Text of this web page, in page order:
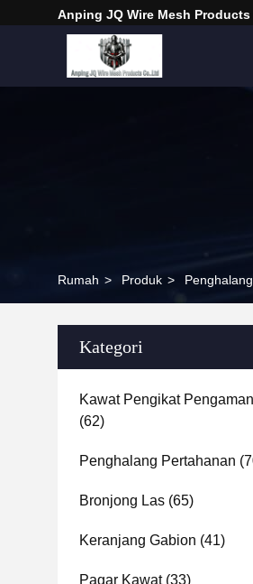
Anping JQ Wire Mesh Products
Rumah > Produk >
Kategori
Kawat Pengikat Pengaman
(62)
Penghalang Pertahanan
Bronjong Las (65)
Keranjang Gabion (41)
Pagar Kawat(33)